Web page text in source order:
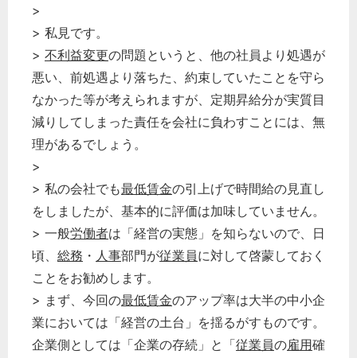
>
> 私見です。
> 不利益変更の問題というと、他の社員より処遇が
悪い、前処遇より落ちた、約束していたことを守ら
なかった等が考えられますが、定期昇給分が実質目
減りしてしまった責任を会社に負わすことには、無
理があるでしょう。
>
> 私の会社でも最低賃金の引上げで時間給の見直し
をしましたが、基本的に評価は加味していません。
> 一般労働者は「経営の実態」を知らないので、日
頃、 総務 ・ 人事部門が従業員に対して啓蒙しておく
ことをお勧めします。
> まず、今回の最低賃金のアップ率は大半の中小企
業においては「経営の土台」を揺るがすものです。
企業側としては「企業の存続」と「従業員の雇用確